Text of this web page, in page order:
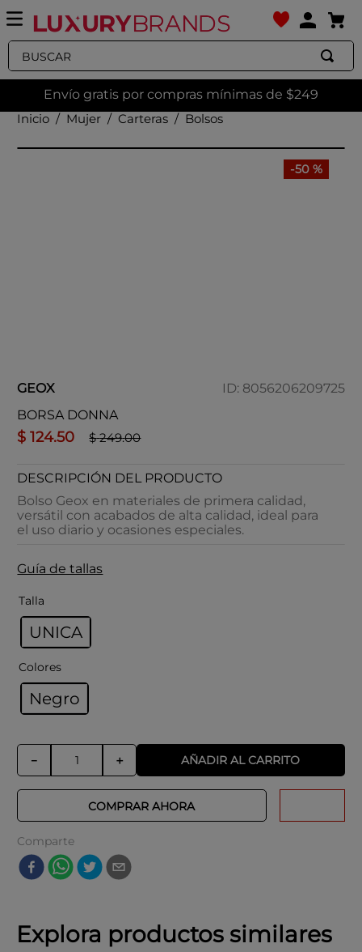
Buscar
Envío gratis por compras mínimas de $249
Mujer
Carteras Bolsos
-50 %
GEOX ID: 8056206209725
BORSA DONNA
$ 124.50 $ 249.00
DESCRIPCIÓN DEL PRODUCTO
Bolso Geox en materiales de primera calidad,
versátil con acabados de alta calidad, ideal para
el uso diario y ocasiones especiales.
Guía de tallas
Talla
UNICA
Colores
Negro
＋
－ AÑADIR AL CARRITO
COMPRAR AHORA
Comparte
Explora productos similares